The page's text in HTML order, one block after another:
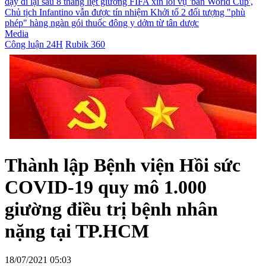
Chủ tịch Infantino vẫn được tín nhiệm Khởi tố 2 đối tượng "phù
phép" hàng ngàn gói thuốc đông y dởm từ tân dược
Media
Công luận 24H Rubik 360
Thành lập Bệnh viện Hồi sức
COVID-19 quy mô 1.000
giường điều trị bệnh nhân
nặng tại TP.HCM
18/07/2021 05:03